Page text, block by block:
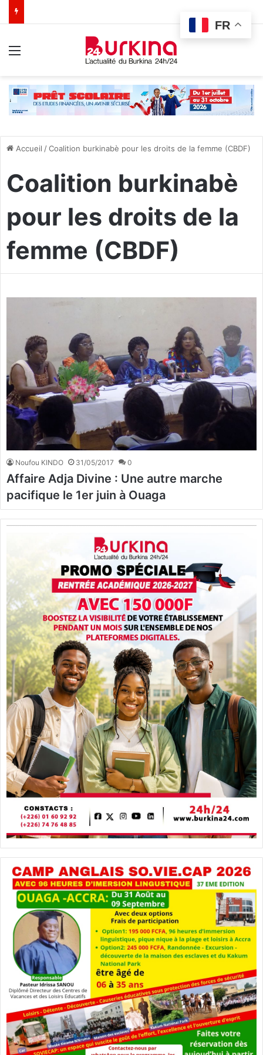
Accueil /Coalition burkinabè pour les droits de la femme (CBDF)
Coalition burkinabè
pour les droits de la
femme (CBDF)
Noufou KINDO 31/05/2017 0
Affaire Adja Divine : Une autre marche
pacifique le 1er juin à Ouaga
FR